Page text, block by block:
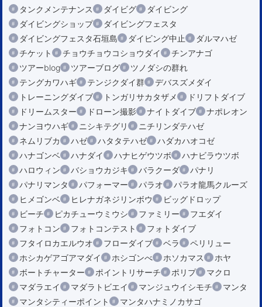
タンクメンテナンス
ダイビグ
ダイビング
ダイビングショップ
ダイビングフェスタ
ダイビングフェスタ石垣島
ダイビング中止
ダルマハゼ
チケット
チョウチョウコショウダイ
チンアナゴ
ツアーblog
ツアーブログ
ツノダシの群れ
テングカワハギ
テンジクダイ群
デバスズメダイ
トレーニングダイブ
トンガリサカタザメ
ドリフトダイブ
ドリームスター
ドローン撮影 ナイトダイブ
ナポレオン
ナンヨウハギ
ニシキテグリ
ニチリンダテハゼ
ネムリブカ
ハゼ ハタタテハゼ
ハダカハオコゼ
ハナゴンベ
ハナダイ ハナヒゲウツボ
ハナビラウツボ
ハロウィン
バショウカジキ バラクーダ
パナリ
パナリマンタ
パフォーマー パラオ
パラオ龍馬クルーズ
ヒメゴンベ
ヒレナガネジリンボウ
ビッグドロップ
ビーチ
ピカチューウミウシ ファミリー
フエダイ
フォトコン
フォトコンテスト
フォトダイブ
フタイロカエルウオ
フローダイブ ベラ
ペリリュー
ホシカゲアゴアマダイ
ホシゴンべ ホソカマス
ホヤ
ボートチャーター
ポイントリサーチ ポリプ
マクロ
マダラエイ
マダラトビエイ マンジュウイシモチ
マンタ
マンタシティーポイント
マンタハナミノカサゴ